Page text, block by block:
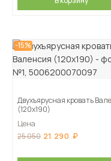
-15%
Двухъярусная кровать
(120х190)
Цена
25 050 21 290